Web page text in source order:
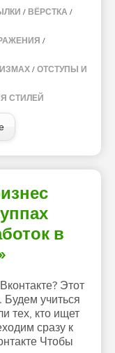
/ ВЁРСТКА /
/
/ ОТСТУПЫ И
СТИЛЕЙ
в
Этот
учиться
тех, кто ищет
сразу к
Чтобы